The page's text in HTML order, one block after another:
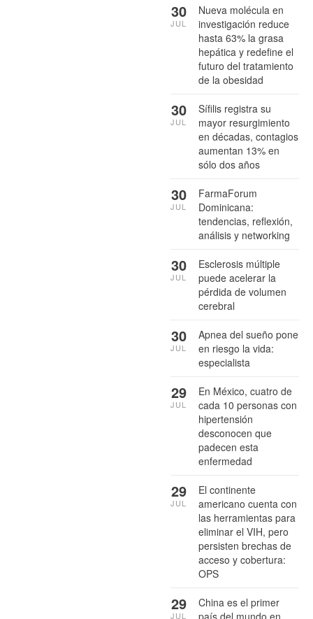
Nueva molécula en
investigación reduce
hasta 63% la grasa
hepática y redefine el
futuro del tratamiento
de la obesidad
30
JUL
Sífilis registra su
mayor resurgimiento
en décadas, contagios
aumentan 13% en
sólo dos años
30
JUL
FarmaForum
Dominicana:
tendencias, reflexión,
análisis y networking
30
JUL
Esclerosis múltiple
puede acelerar la
pérdida de volumen
cerebral
30
JUL
Apnea del sueño pone
en riesgo la vida:
especialista
30
JUL
En México, cuatro de
cada 10 personas con
hipertensión
desconocen que
padecen esta
enfermedad
29
JUL
El continente
americano cuenta con
las herramientas para
eliminar el VIH, pero
persisten brechas de
acceso y cobertura:
OPS
29
JUL
China es el primer
29
JUL